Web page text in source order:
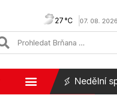
27 07. 08.
Nedělní